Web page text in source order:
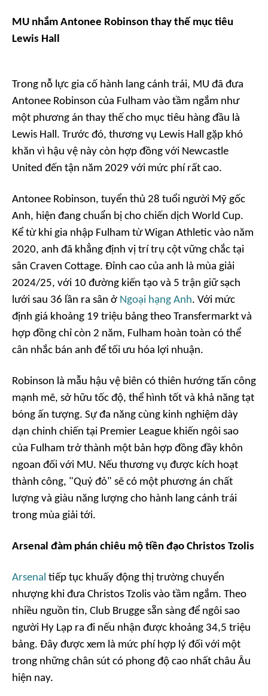
MU nhắm Antonee Robinson thay thế mục tiêu
Lewis Hall
Trong nỗ lực gia cố hành lang cánh trái, MU đã đưa
Antonee Robinson của Fulham vào tầm ngắm như
một phương án thay thế cho mục tiêu hàng đầu là
Lewis Hall. Trước đó, thương vụ Lewis Hall gặp khó
khăn vì hậu vệ này còn hợp đồng với Newcastle
United đến tận năm 2029 với mức phí rất cao.
Antonee Robinson, tuyển thủ 28 tuổi người Mỹ gốc
Anh, hiện đang chuẩn bị cho chiến dịch World Cup.
Kể từ khi gia nhập Fulham từ Wigan Athletic vào năm
2020, anh đã khẳng định vị trí trụ cột vững chắc tại
sân Craven Cottage. Đỉnh cao của anh là mùa giải
2024/25, với 10 đường kiến tạo và 5 trận giữ sạch
lưới sau 36 lần ra sân ở Ngoại hạng Anh. Với mức
định giá khoảng 19 triệu bảng theo Transfermarkt và
hợp đồng chỉ còn 2 năm, Fulham hoàn toàn có thể
cân nhắc bán anh để tối ưu hóa lợi nhuận.
Robinson là mẫu hậu vệ biên có thiên hướng tấn công
mạnh mẽ, sở hữu tốc độ, thể hình tốt và khả năng tạt
bóng ấn tượng. Sự đa năng cùng kinh nghiệm dày
dạn chinh chiến tại Premier League khiến ngôi sao
của Fulham trở thành một bản hợp đồng đầy khôn
ngoan đối với MU. Nếu thương vụ được kích hoạt
thành công, "Quỷ đỏ" sẽ có một phương án chất
lượng và giàu năng lượng cho hành lang cánh trái
trong mùa giải tới.
Arsenal đàm phán chiêu mộ tiền đạo Christos Tzolis
Arsenal tiếp tục khuấy động thị trường chuyển
nhượng khi đưa Christos Tzolis vào tầm ngắm. Theo
nhiều nguồn tin, Club Brugge sẵn sàng để ngôi sao
người Hy Lạp ra đi nếu nhận được khoảng 34,5 triệu
bảng. Đây được xem là mức phí hợp lý đối với một
trong những chân sút có phong độ cao nhất châu Âu
hiện nay.